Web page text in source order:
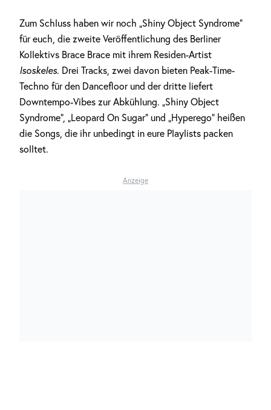
Zum Schluss haben wir noch „Shiny Object Syndrome“
für euch, die zweite Veröffentlichung des Berliner
Kollektivs Brace Brace mit ihrem Residen-Artist
Isoskeles. Drei Tracks, zwei davon bieten Peak-Time-
Techno für den Dancefloor und der dritte liefert
Downtempo-Vibes zur Abkühlung. „Shiny Object
Syndrome“, „Leopard On Sugar“ und „Hyperego“ heißen
die Songs, die ihr unbedingt in eure Playlists packen
solltet.
Anzeige